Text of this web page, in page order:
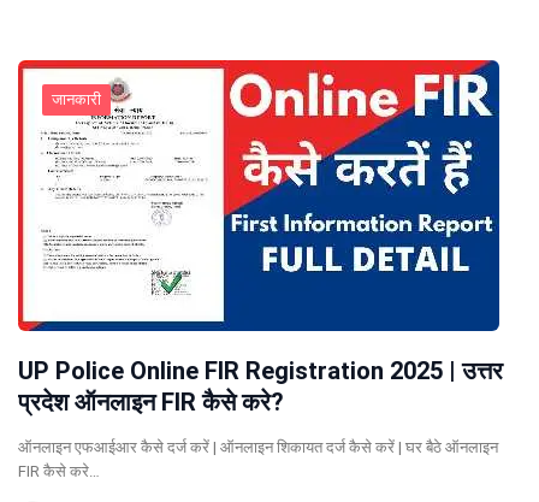
जानकारी
UP Police Online FIR Registration 2025 | उत्तर
प्रदेश ऑनलाइन FIR कैसे करे?
ऑनलाइन एफआईआर कैसे दर्ज करें | ऑनलाइन शिकायत दर्ज कैसे करें | घर बैठे ऑनलाइन
FIR कैसे करे…